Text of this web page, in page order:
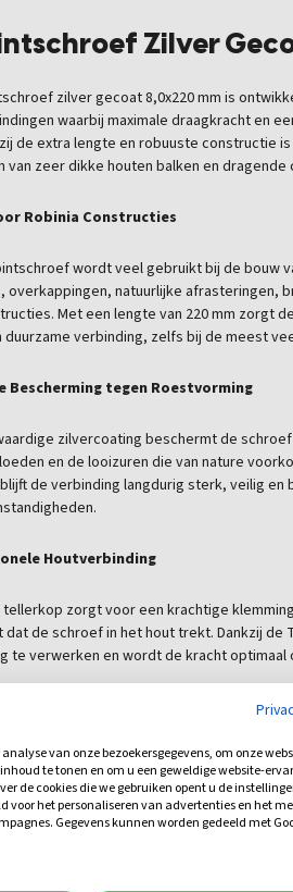
Zilver
zilver gecoat 8,0x220 mm is
waarbij maximale draagkracht en
de extra lengte en robuuste constructie
van zeer dikke houten balken en
Robinia Constructies
wordt veel gebruikt bij de bouw
overkappingen, natuurlijke afrasteringen,
Met een lengte van 220 mm zorgt
verbinding, zelfs bij de meest
Bescherming tegen Roestvorming
zilvercoating beschermt de
en de looizuren die van nature
de verbinding langdurig sterk, veilig
Houtverbinding
zorgt voor een krachtige
de schroef in het hout trekt. Dankzij de
te verwerken en wordt de kracht
kiezen voor de Gebintschroef 8,0x220
ontwikkeld voor de zwaarste
voor robinia- en kastanjehout
diepe verankering dankzij de lengte van
zilvercoating voor optimale
tellerkop voor maximale stabiliteit en
voor professioneel buitengebruik en
van onze bezoekersgegevens, om onze
te tonen en om u een geweldige website-
de cookies die we gebruiken opent u de
voor het personaliseren van advertenties en het
Gegevens kunnen worden gedeeld met